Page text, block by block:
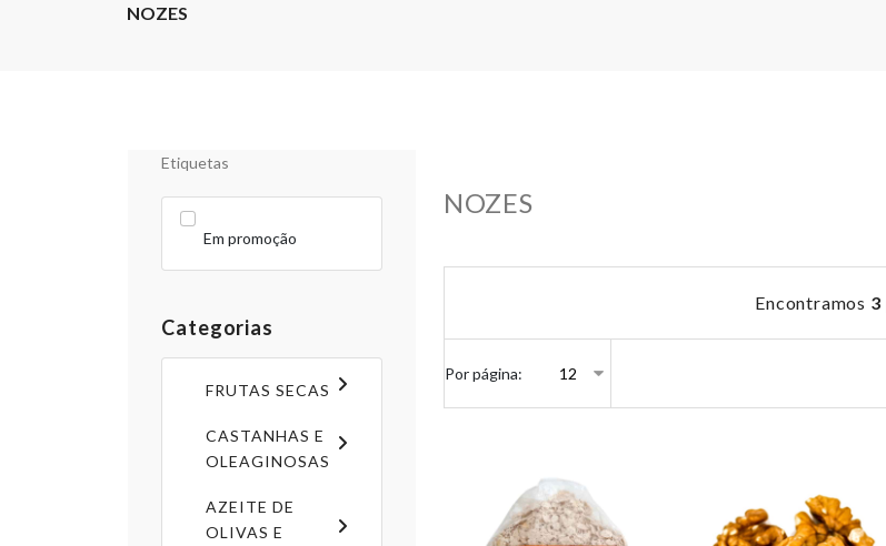
NOZES
Etiquetas
Em promoção
Categorias
FRUTAS SECAS
CASTANHAS E
OLEAGINOSAS
AZEITE DE
OLIVAS E
NOZES
Encontramos 3
Por página: